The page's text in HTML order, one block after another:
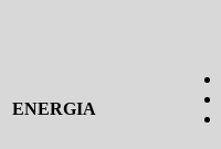
ENERGIA